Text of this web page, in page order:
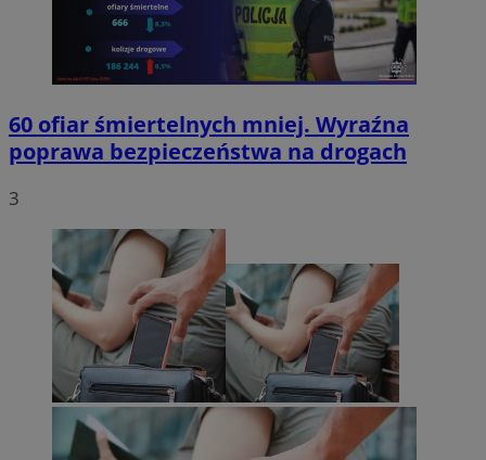
60 ofiar śmiertelnych mniej. Wyraźna
poprawa bezpieczeństwa na drogach
3